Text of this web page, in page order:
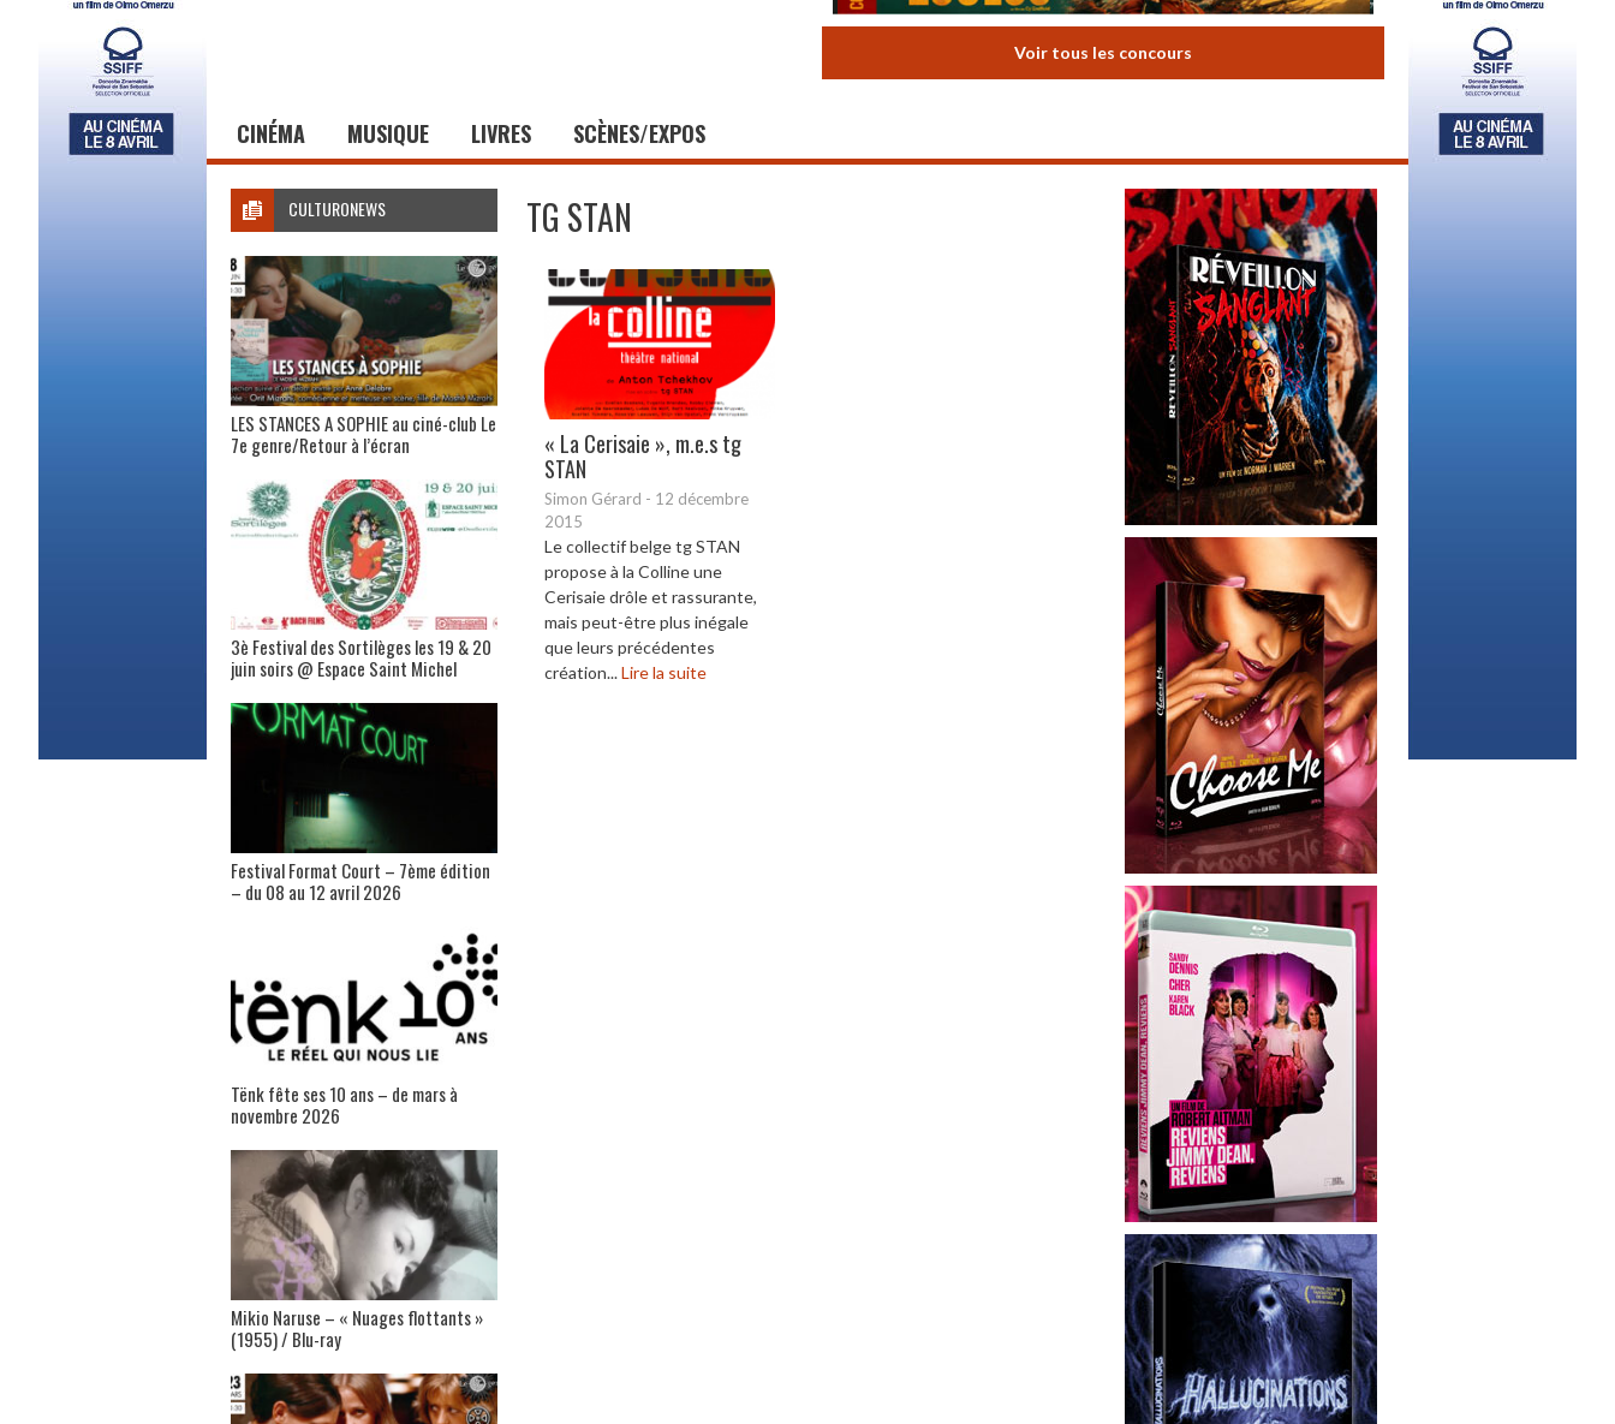
Voir tous les concours
CINÉMA MUSIQUE LIVRES SCÈNES/EXPOS
TG STAN
« La Cerisaie », m.e.s tg
STAN
Simon Gérard - 12 décembre
2015
Le collectif belge tg STAN
propose à la Colline une
Cerisaie drôle et rassurante,
mais peut-être plus inégale
que leurs précédentes
création...Lire la suite
CULTURONEWS
LES STANCES A SOPHIE au ciné-club Le
7e genre/Retour à l’écran
3è Festival des Sortilèges les 19 & 20
juin soirs @ Espace Saint Michel
Festival Format Court – 7ème édition
– du 08 au 12 avril 2026
Tënk fête ses 10 ans – de mars à
novembre 2026
Mikio Naruse – « Nuages flottants »
(1955) / Blu-ray